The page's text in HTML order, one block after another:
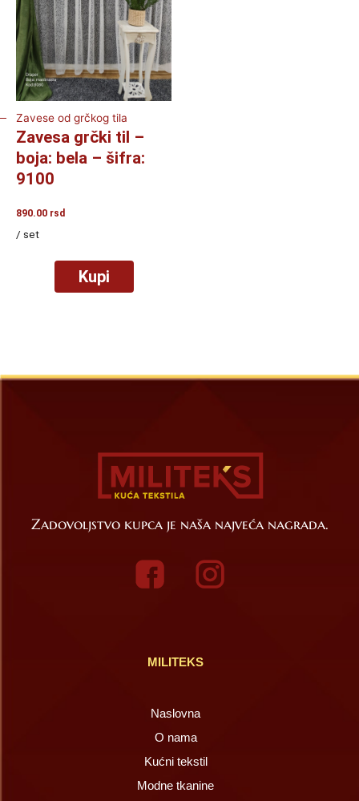
Zavese od grčkog tila
Zavesa grčki til –
boja: bela – šifra:
9100
890.00 rsd
/ set
Kupi
Zadovoljstvo kupca je naša najveća nagrada.
MILITEKS
Naslovna
O nama
Kućni tekstil
Modne tkanine